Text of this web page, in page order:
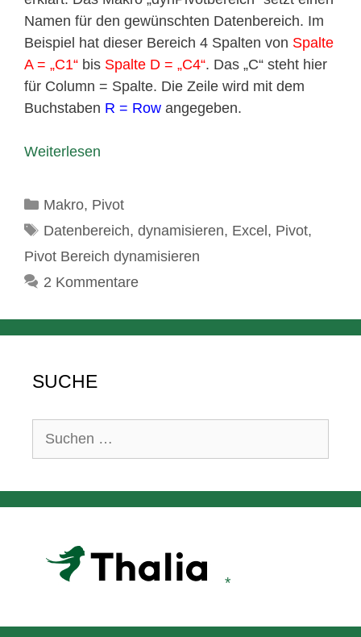
Namen für den gewünschten Datenbereich. Im
Beispiel hat dieser Bereich 4 Spalten von Spalte
A = „C1“ bis Spalte D = „C4“. Das „C“ steht hier
für Column = Spalte. Die Zeile wird mit dem
Buchstaben R = Row angegeben.
Weiterlesen
Kategorien
Makro, Pivot
Schlagwörter
Datenbereich, dynamisieren, Excel , Pivot,
Pivot Bereich dynamisieren
2 Kommentare
SUCHE
Suchen